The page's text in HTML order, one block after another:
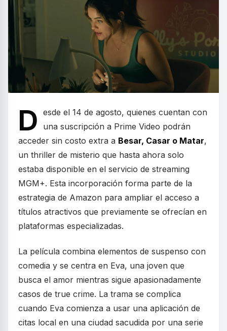
D esde el 14 de agosto, quienes cuentan con
una suscripción a Prime Video podrán
acceder sin costo extra a Besar, Casar o Matar,
un thriller de misterio que hasta ahora solo
estaba disponible en el servicio de streaming
MGM+. Esta incorporación forma parte de la
estrategia de Amazon para ampliar el acceso a
títulos atractivos que previamente se ofrecían en
plataformas especializadas.
La película combina elementos de suspenso con
comedia y se centra en Eva, una joven que
busca el amor mientras sigue apasionadamente
casos de true crime. La trama se complica
cuando Eva comienza a usar una aplicación de
citas local en una ciudad sacudida por una serie